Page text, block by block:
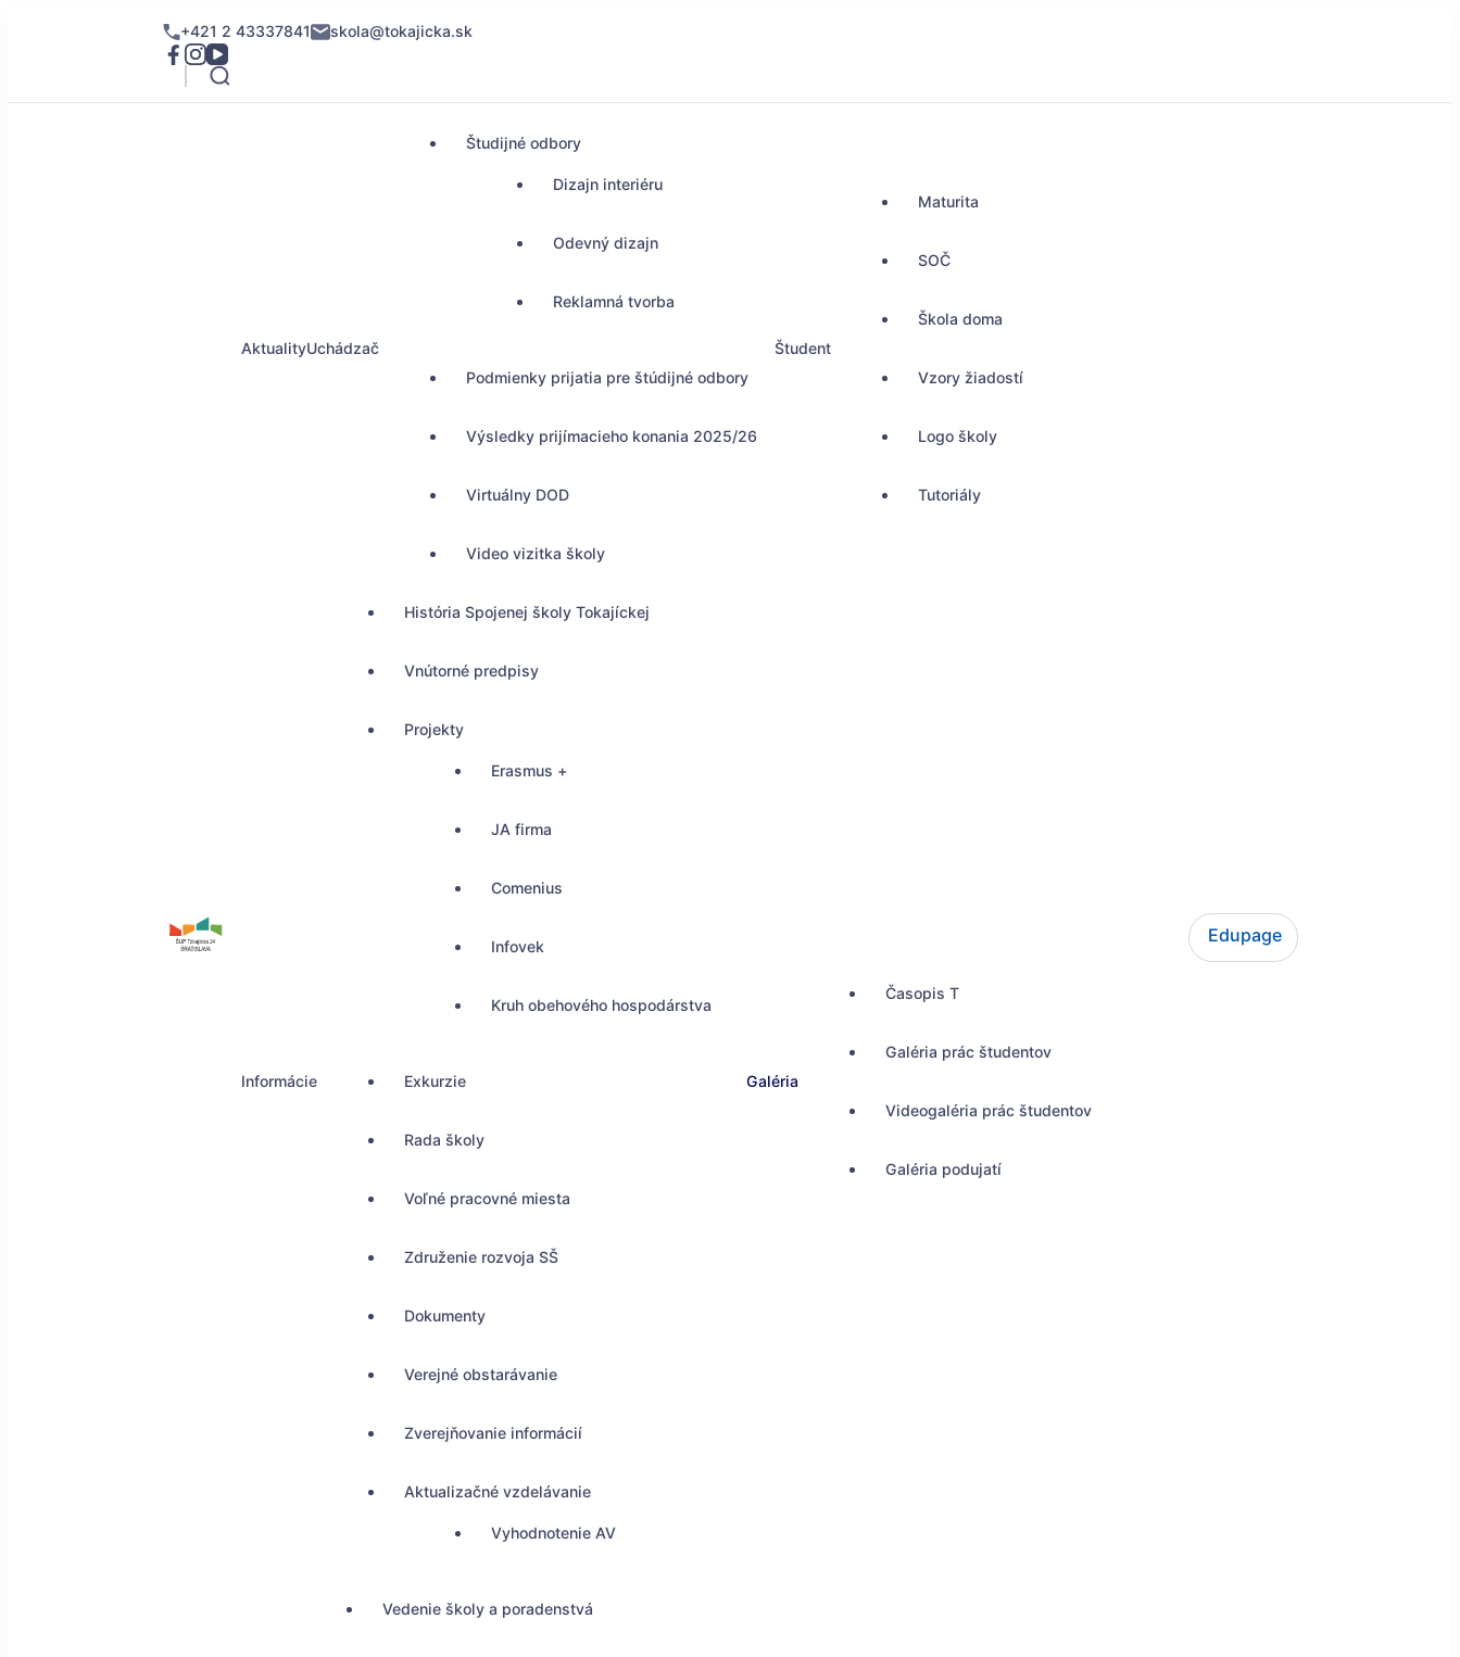
+421 2 43337841 skola@tokajicka.sk
ŠUP Tokajícka 24, Bratislava
AktualityUchádzač
Študijné odbory
Dizajn interiéru
Odevný dizajn
Reklamná tvorba
Podmienky prijatia pre štúdijné odbory
Výsledky prijímacieho konania 2025/26
Virtuálny DOD
Video vizitka školy
Študent
Maturita
SOČ
Škola doma
Vzory žiadostí
Logo školy
Tutoriály
Informácie
História Spojenej školy Tokajíckej
Vnútorné predpisy
Projekty
Erasmus +
JA firma
Comenius
Infovek
Kruh obehového hospodárstva
Exkurzie
Rada školy
Voľné pracovné miesta
Združenie rozvoja SŠ
Dokumenty
Verejné obstarávanie
Zverejňovanie informácií
Aktualizačné vzdelávanie
Vyhodnotenie AV
Galéria
Časopis T
Galéria prác študentov
Videogaléria prác študentov
Galéria podujatí
Vedenie školy a poradenstvá
Edupage